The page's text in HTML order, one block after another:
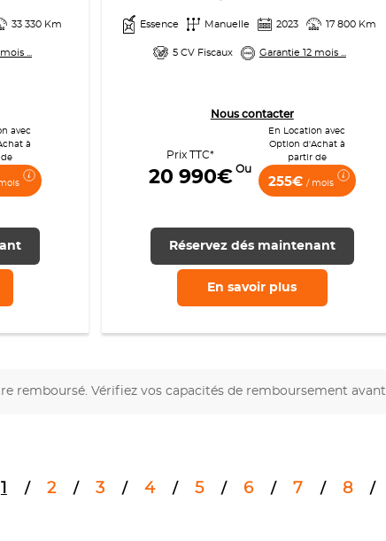
33 330 Km
...
avec
à
Essence Manuelle 2023 17 800 Km
5 CV Fiscaux Garantie 12 mois ...
Nous contacter
Prix TTC*
20 990€ Ou
En Location avec
Option d'Achat à
partir de
255€ / mois
Réservez dés maintenant
En savoir plus
remboursé. Vérifiez vos capacités de remboursement
2 3 4 5 6 7 8